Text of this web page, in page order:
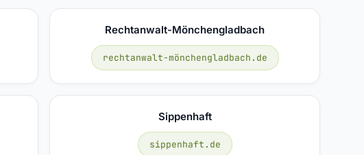
Rechtanwalt-Mönchengladbach
rechtanwalt-mönchengladbach.de
Sippenhaft
sippenhaft.de